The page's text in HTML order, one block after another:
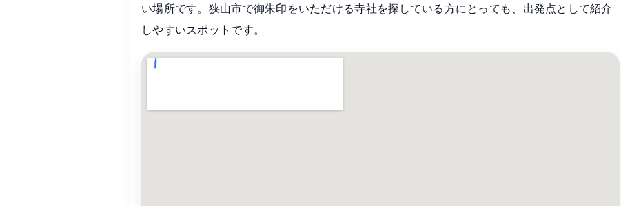
い場所です。狭山市で御朱印をいただける寺社を探している方にとっても、出発点として紹介
しやすいスポットです。